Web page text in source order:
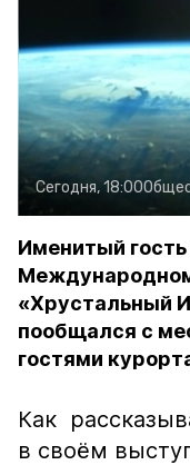
Сегодня, 18:00
Именитый
«Хрустальный
пообщался с
гостями
Как
в своём